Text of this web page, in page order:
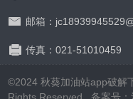
邮箱：
传真：021-51010459
©2024 秋葵加油站app破解